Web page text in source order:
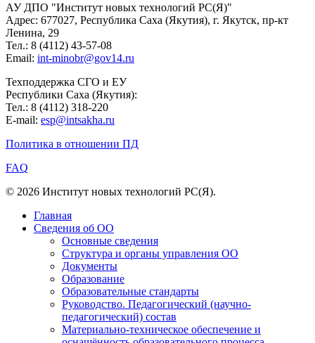
АУ ДПО "Институт новых технологий РС(Я)"
Адрес: 677027, Республика Саха (Якутия), г. Якутск, пр-кт
Ленина, 29
Тел.: 8 (4112) 43-57-08
Email: int-minobr@gov14.ru
Техподдержка СГО и ЕУ
Республики Саха (Якутия):
Тел.: 8 (4112) 318-220
E-mail: esp@intsakha.ru
Политика в отношении ПД
FAQ
© 2026 Институт новых технологий РС(Я).
Главная
Сведения об ОО
Основные сведения
Структура и органы управления ОО
Документы
Образование
Образовательные стандарты
Руководство. Педагогический (научно-
педагогический) состав
Материально-техническое обеспечение и